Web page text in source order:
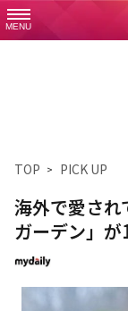
MENU
TOP PICK UP
海外で愛され
ガーデン」が